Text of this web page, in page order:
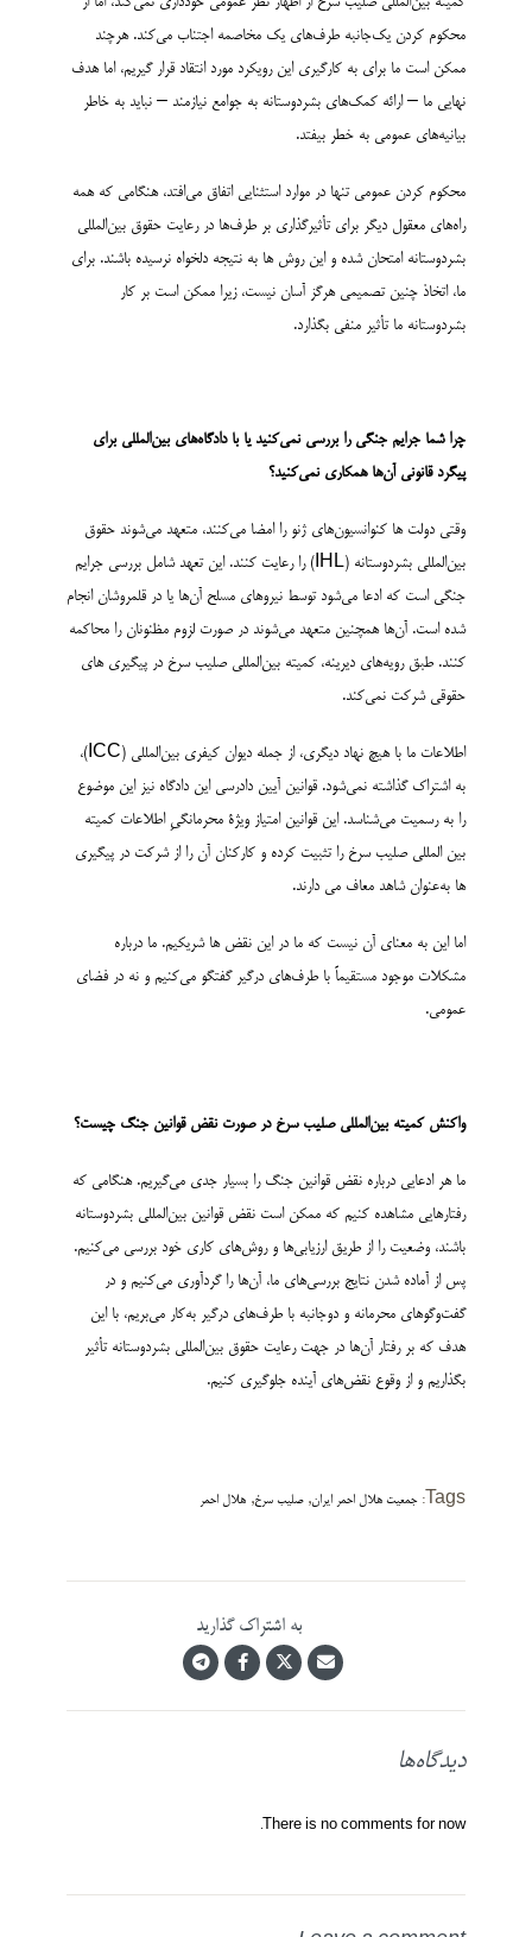
محکوم کردن یک‌جانبه طرف‌های یک مخاصمه اجتناب می‌کند. هرچند
ممکن است ما برای به کارگیری این رویکرد مورد انتقاد قرار گیریم، اما هدف
نهایی ما – ارائه کمک‌های بشردوستانه به جوامع نیازمند – نباید به خاطر
بیانیه‌های عمومی به خطر بیفتد.
محکوم کردن عمومی تنها در موارد استثنایی اتفاق می‌افتد، هنگامی که همه
راه‌های معقول دیگر برای تأثیرگذاری بر طرف‌ها در رعایت حقوق بین‌المللی
بشردوستانه امتحان شده و این روش ها به نتیجه دلخواه نرسیده باشند. برای
ما، اتخاذ چنین تصمیمی هرگز آسان نیست، زیرا ممکن است بر کار
بشردوستانه ما تأثیر منفی بگذارد.
چراشما جرایم جنگی را بررسی نمی‌کنید یا با دادگاه‌های بین‌المللی برای
پیگرد قانونی آن‌ها همکاری نمی‌کنید؟
وقتی دولت ها کنوانسیون‌های ژنو را امضا می‌کنند، متعهد می‌شوند حقوق
بین‌المللی بشردوستانه (IHL) را رعایت کنند. این تعهد شامل بررسی جرایم
جنگی است که ادعا می‌شود توسط نیروهای مسلح آن‌ها یا در قلمروشان انجام
شده است. آن‌ها همچنین متعهد می‌شوند در صورت لزوم مظنونان را محاکمه
کنند. طبق رویه‌های دیرینه، کمیته بین‌المللی صلیب سرخ در پیگیری های
حقوقی شرکت نمی‌کند.
اطلاعات ما با هیچ نهاد دیگری، از جمله دیوان کیفری بین‌المللی (ICC)،
به اشتراک گذاشته نمی‌شود. قوانین آیین دادرسی این دادگاه نیز این موضوع
را به رسمیت می‌شناسد. این قوانین امتیاز ویژۀ محرمانگیِ اطلاعات کمیته
بین المللی صلیب سرخ را تثبیت کرده و کارکنان آن را از شرکت در پیگیری
ها به‌عنوان شاهد معاف می دارند.
اما این به معنای آن نیست که ما در این نقض ها شریکیم. ما درباره
مشکلات موجود مستقیماً با طرف‌های درگیر گفتگو می‌کنیم و نه در فضای
عمومی.
واکنش کمیته بین‌المللی صلیب سرخ در صورت نقض قوانین جنگ چیست؟
ما هر ادعایی درباره نقض قوانین جنگ را بسیار جدی می‌گیریم. هنگامی که
رفتارهایی مشاهده کنیم که ممکن است نقض قوانین بین‌المللی بشردوستانه
باشند، وضعیت را از طریق ارزیابی‌ها و روش‌های کاری خود بررسی می‌کنیم.
پس از آماده شدن نتایج بررسی‌های ما، آن‌ها را گردآوری می‌کنیم و در
گفت‌وگوهای محرمانه و دوجانبه با طرف‌های درگیر به‌کار می‌بریم، با این
هدف که بر رفتار آن‌ها در جهت رعایت حقوق بین‌المللی بشردوستانه تأثیر
بگذاریم و از وقوع نقض‌های آینده جلوگیری کنیم.
Tags: جمعیت هلال احمر ایران,صلیب سرخ, هلال احمر
به اشتراک گذارید
دیدگاه‌ها
There is no comments for now.